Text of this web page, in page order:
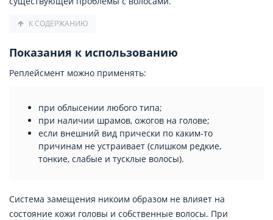
К СОДЕРЖАНИЮ
Показания к использованию
Реплейсмент можно применять:
при облысении любого типа;
при наличии шрамов, ожогов на голове;
если внешний вид прически по каким-то
причинам не устраивает (слишком редкие,
тонкие, слабые и тусклые волосы).
Система замещения никоим образом не влияет на
состояние кожи головы и собственные волосы. При